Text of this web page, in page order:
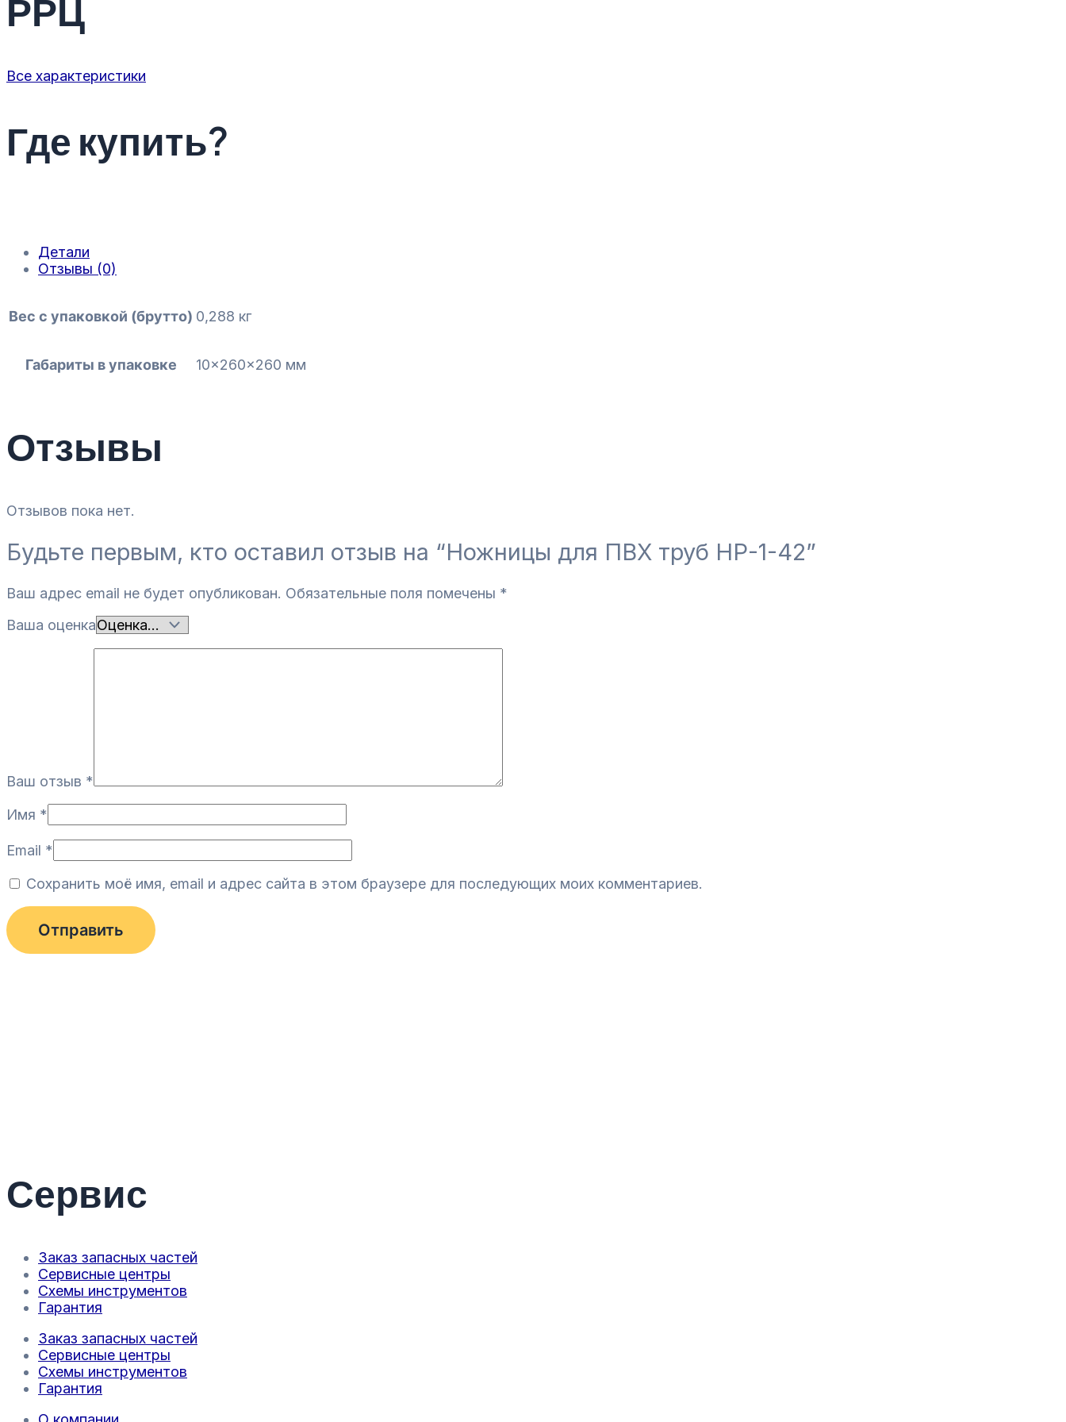
РРЦ
Все характеристики
Где купить?
Детали
Отзывы (0)
Вес с упаковкой (брутто) 0,288 кг
Габариты в упаковке 10x260x260 мм
Отзывы
Отзывов пока нет.
Будьте первым, кто оставил отзыв на “Ножницы для ПВХ труб НР-1-42”
Ваш адрес email не будет опубликован. Обязательные поля помечены *
Ваша оценка
Ваш отзыв *
Имя *
Email *
Сохранить моё имя, email и адрес сайта в этом браузере для последующих моих комментариев.
Сервис
Заказ запасных частей
Сервисные центры
Схемы инструментов
Гарантия
Заказ запасных частей
Сервисные центры
Схемы инструментов
Гарантия